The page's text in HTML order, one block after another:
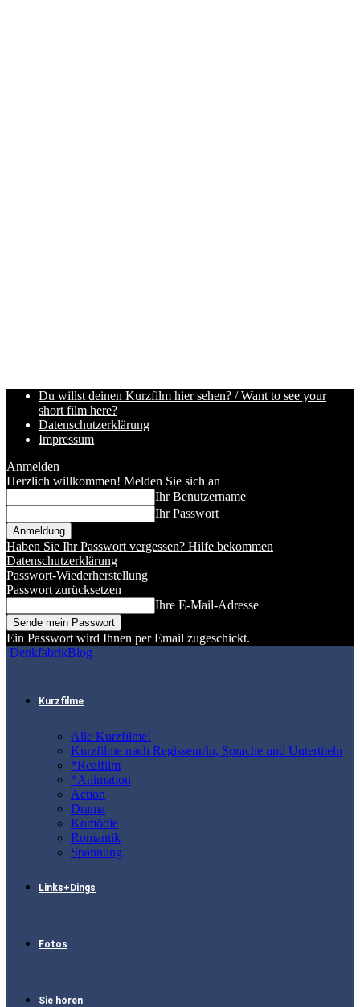
Du willst deinen Kurzfilm hier sehen? / Want to see your
short film here?
Datenschutzerklärung
Impressum
Anmelden
Herzlich willkommen! Melden Sie sich an
Ihr Benutzername
Ihr Passwort
Haben Sie Ihr Passwort vergessen? Hilfe bekommen
Datenschutzerklärung
Passwort-Wiederherstellung
Passwort zurücksetzen
Ihre E-Mail-Adresse
Ein Passwort wird Ihnen per Email zugeschickt.
DenkfabrikBlog
Kurzfilme
Alle Kurzfilme!
Kurzfilme nach Regisseur/in, Sprache und Untertiteln
*Realfilm
*Animation
Action
Drama
Komödie
Romantik
Spannung
Links+Dings
Fotos
Sie hören